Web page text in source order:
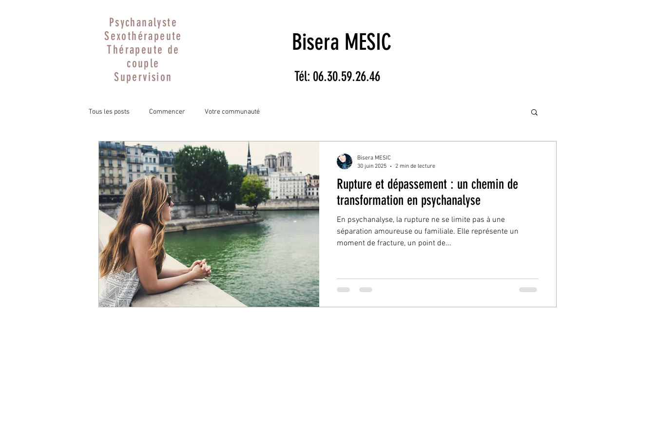
Psychanalyste
Sexothérapeute
Thérapeute de
couple
Supervision
Bisera MESIC
Tél: 06.30.59.26.46
Tous les posts Commencer Votre communauté
Rupture et dépassement : un chemin de
transformation en psychanalyse
En psychanalyse, la rupture ne se limite pas à une
séparation amoureuse ou familiale. Elle représente un
moment de fracture, un point de...
Bisera MESIC
30 juin 2025
2 min de lecture